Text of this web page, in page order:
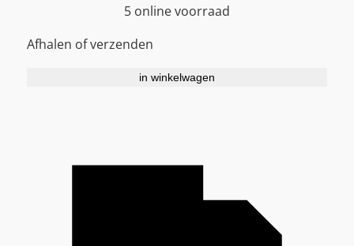
5 online voorraad
Afhalen of verzenden
in winkelwagen